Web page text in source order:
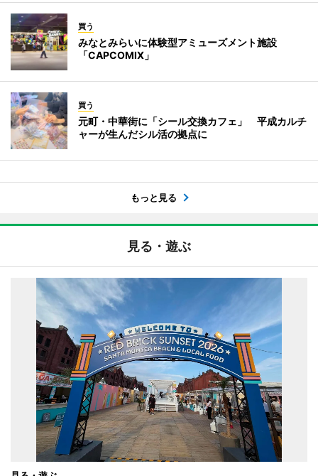
買う
みなとみらいに体験型アミューズメント施設
「CAPCOMIX」
買う
元町・中華街に「シール交換カフェ」 平成カルチ
ャーが生んだシル活の拠点に
もっと見る
見る・遊ぶ